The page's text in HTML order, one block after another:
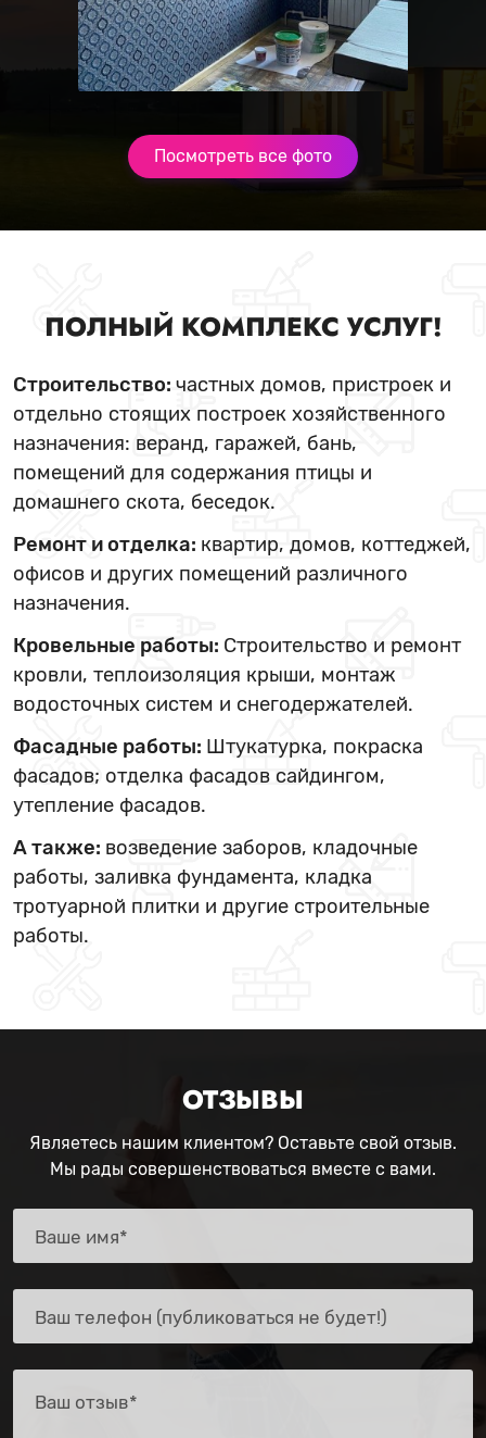
Посмотреть все фото
ПОЛНЫЙ КОМПЛЕКС УСЛУГ!
Строительство: частных домов, пристроек и
отдельно стоящих построек хозяйственного
назначения: веранд, гаражей, бань,
помещений для содержания птицы и
домашнего скота, беседок.
Ремонт и отделка: квартир, домов, коттеджей,
офисов и других помещений различного
назначения.
Кровельные работы: Строительство и ремонт
кровли, теплоизоляция крыши, монтаж
водосточных систем и снегодержателей.
Фасадные работы: Штукатурка, покраска
фасадов; отделка фасадов сайдингом,
утепление фасадов.
А также: возведение заборов, кладочные
работы, заливка фундамента, кладка
тротуарной плитки и другие строительные
работы.
ОТЗЫВЫ
Являетесь нашим клиентом? Оставьте свой отзыв.
Мы рады совершенствоваться вместе с вами.